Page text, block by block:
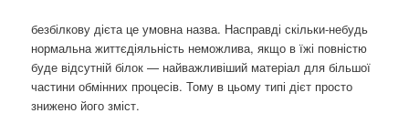
безбілкову дієта це умовна назва. Насправді скільки-небудь
нормальна життєдіяльність неможлива, якщо в їжі повністю
буде відсутній білок — найважливіший матеріал для більшої
частини обмінних процесів. Тому в цьому типі дієт просто
знижено його зміст.